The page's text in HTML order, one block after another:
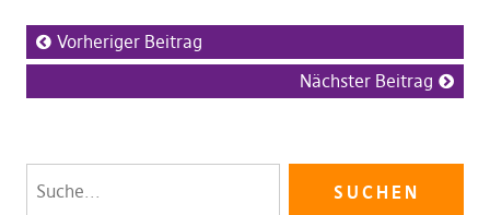
Vorheriger Beitrag
Nächster Beitrag